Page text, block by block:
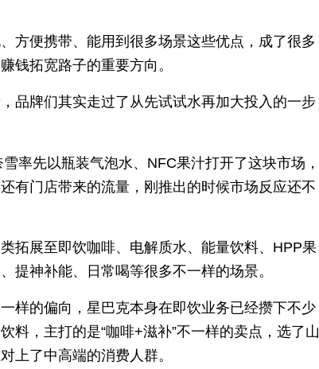
方便携带、能用到很多场景这些优点，成了很多
钱拓宽路子的重要方向。
品牌们其实走过了从先试试水再加大投入的一步
率先以瓶装气泡水、NFC果汁打开了这块市场，
有门店带来的流量，刚推出的时候市场反应还不
拓展至即饮咖啡、电解质水、能量饮料、HPP果
提神补能、日常喝等很多不一样的场景。
样的偏向，星巴克本身在即饮业务已经攒下不少
料，主打的是“咖啡+滋补”不一样的卖点，选了山
上了中高端的消费人群。